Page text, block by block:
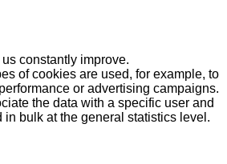
constantly improve.
of cookies are used, for example, to
or advertising campaigns.
the data with a specific user and
in bulk at the general statistics level.